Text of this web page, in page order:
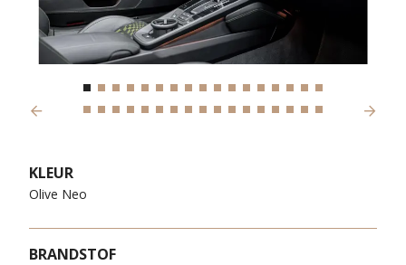
Previous Next
KLEUR
Olive Neo
BRANDSTOF